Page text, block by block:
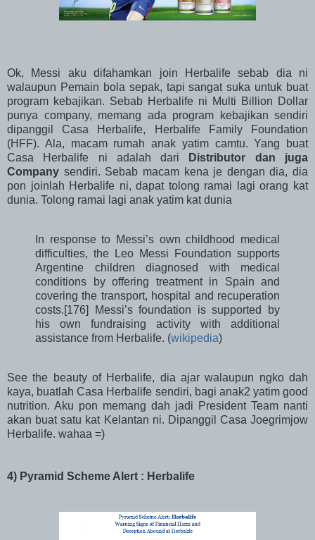
Ok, Messi aku difahamkan join Herbalife sebab dia ni
walaupun Pemain bola sepak, tapi sangat suka untuk buat
program kebajikan. Sebab Herbalife ni Multi Billion Dollar
punya company, memang ada program kebajikan sendiri
dipanggil Casa Herbalife, Herbalife Family Foundation
(HFF). Ala, macam rumah anak yatim camtu. Yang buat
Casa Herbalife ni adalah dari
Distributor dan juga
Company sendiri. Sebab macam kena je dengan dia, dia
pon joinlah Herbalife ni, dapat tolong ramai lagi orang kat
dunia. Tolong ramai lagi anak yatim kat dunia
In response to Messi’s own childhood medical
difficulties, the Leo Messi Foundation supports
Argentine children diagnosed with medical
conditions by offering treatment in Spain and
covering the transport, hospital and recuperation
costs.[176] Messi’s foundation is supported by
his own fundraising activity with additional
assistance from Herbalife. (wikipedia)
See the beauty of Herbalife, dia ajar walaupun ngko dah
kaya, buatlah Casa Herbalife sendiri, bagi anak2 yatim good
nutrition. Aku pon memang dah jadi President Team nanti
akan buat satu kat Kelantan ni. Dipanggil Casa Joegrimjow
Herbalife. wahaa =)
4) Pyramid Scheme Alert : Herbalife